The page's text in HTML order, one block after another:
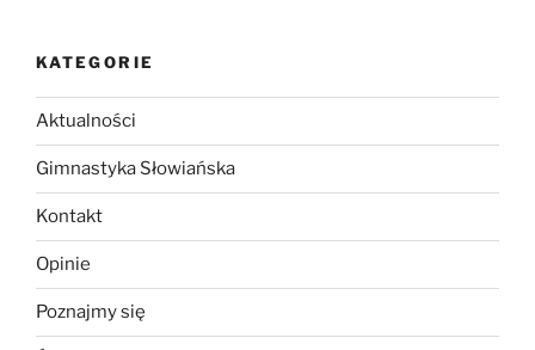
KATEGORIE
Aktualności
Gimnastyka Słowiańska
Kontakt
Opinie
Poznajmy się